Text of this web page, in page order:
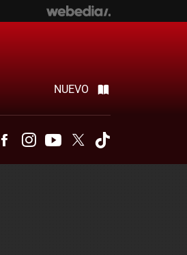
NUEVO
FacebookInstagramYoutubeTwitter